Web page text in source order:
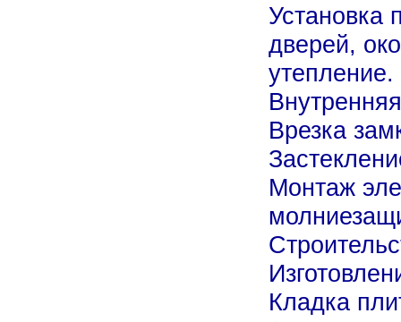
Установка
дверей,
утепление.
Врезка
Монтаж
Кладка